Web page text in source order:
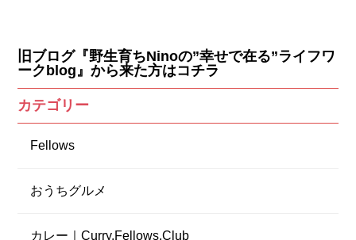
旧ブログ『野生育ちNinoの”幸せで在る”ライフワ
ークblog』から来た方はコチラ
カテゴリー
Fellows
おうちグルメ
カレー｜Curry.Fellows.Club